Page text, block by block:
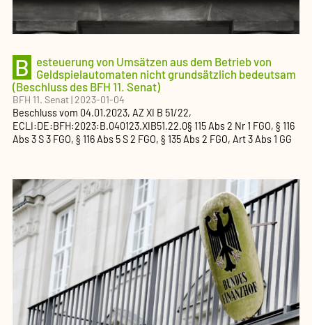
B
esteuerung von Umsätzen aus dem Betrieb von
Geldspielautomaten nicht grundsätzlich bedeutsam
(Beschluss des BFH 11. Senat)
BFH 11. Senat|2023-01-04
Beschlussvom 04.01.2023, AZXI B 51/22,
ECLI:DE:BFH:2023:B.040123.XIB51.22.0§ 115 Abs 2 Nr 1 FGO, § 116
Abs 3 S 3 FGO, § 116 Abs 5 S 2 FGO, § 135 Abs 2 FGO, Art 3 Abs 1 GG